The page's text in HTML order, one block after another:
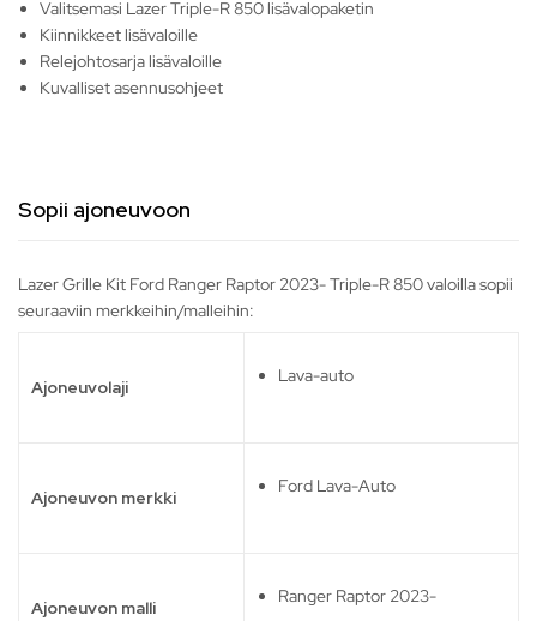
Valitsemasi Lazer Triple-R 850 lisävalopaketin
Kiinnikkeet lisävaloille
Relejohtosarja lisävaloille
Kuvalliset asennusohjeet
Sopii ajoneuvoon
Lazer Grille Kit Ford Ranger Raptor 2023- Triple-R 850 valoilla sopii
seuraaviin merkkeihin/malleihin:
Ajoneuvolaji
Lava-auto
Ajoneuvon merkki
Ford Lava-Auto
Ajoneuvon malli
Ranger Raptor 2023-